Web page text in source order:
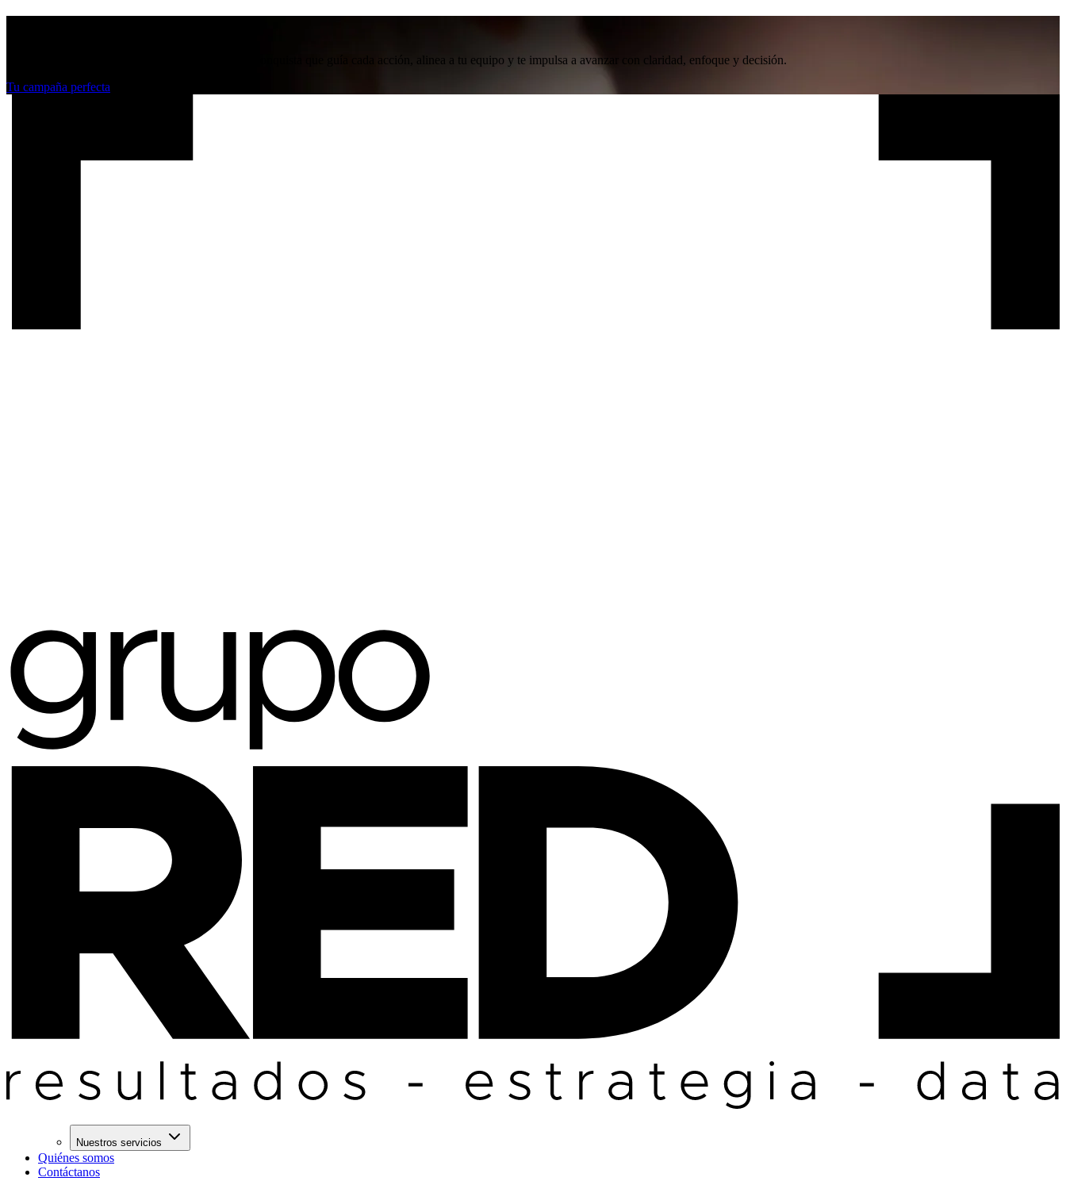
Tu objetivo de negocio, convertido en un plan de conquista que guía cada acción, alinea a tu equipo y te impulsa a avanzar con claridad, enfoque y decisión.
Tu campaña perfecta
Nuestros servicios
Quiénes somos
Contáctanos